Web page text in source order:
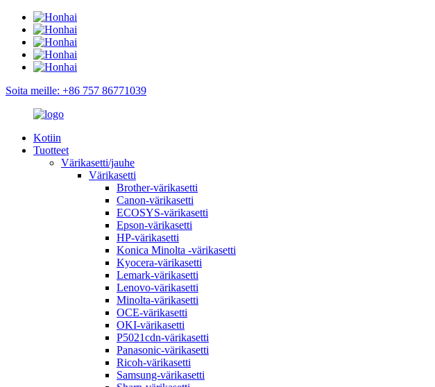
Soita meille: +86 757 86771039
Kotiin
Tuotteet
Värikasetti/jauhe
Värikasetti
Brother-värikasetti
Canon-värikasetti
ECOSYS-värikasetti
Epson-värikasetti
HP-värikasetti
Konica Minolta -värikasetti
Kyocera-värikasetti
Lemark-värikasetti
Lenovo-värikasetti
Minolta-värikasetti
OCE-värikasetti
OKI-värikasetti
P5021cdn-värikasetti
Panasonic-värikasetti
Ricoh-värikasetti
Samsung-värikasetti